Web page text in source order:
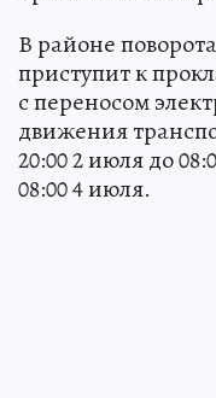
В районе
приступит к
с переносом
движения
20:00 2 июля до
08:00 4 июля.